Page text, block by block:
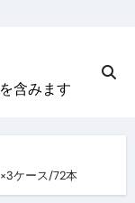
含みます
ケース/72本